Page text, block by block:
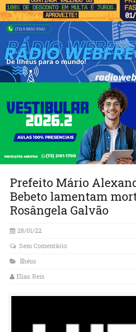
Prefeito Mário
Bebeto lamentam
Rosângela Galvão
28/01/22
Sem Comentário
Ilhéus
Elias Reis